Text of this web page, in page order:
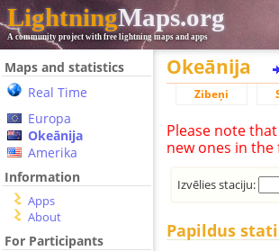
LightningMaps.org
A community project with free lightning maps and apps
Maps and statistics
Real Time
Europa
Okeānija
Amerika
Information
Apps
About
For Participants
Okeānija
Zibeņi
Please note
new ones in the
Izvēlies staciju:
Papildus